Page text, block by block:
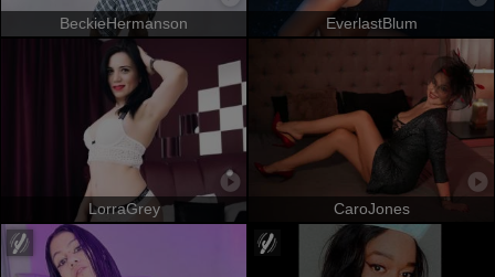
BeckieHermanson EverlastBlum
LorraGrey CaroJones